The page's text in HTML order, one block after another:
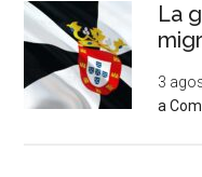
La
3
a